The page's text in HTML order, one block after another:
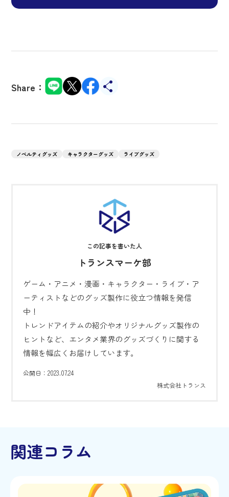
Share：
ノベルティグッズ キャラクターグッズ ライブグッズ
トランスマーケ部
ゲーム・アニメ・漫画・キャラクター・ライブ・ア
ーティストなどのグッズ製作に役立つ情報を発信
中！
トレンドアイテムの紹介やオリジナルグッズ製作の
ヒントなど、エンタメ業界のグッズづくりに関する
情報を幅広くお届けしています。
公開日：2023.07.24
株式会社トランス
関連コラム